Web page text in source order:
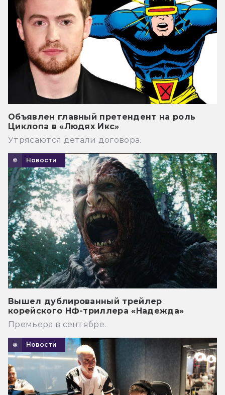
Объявлен главный претендент на роль
Циклопа в «Людях Икс»
Утрясаются детали договора.
Новости
Вышел дублированный трейлер
корейского НФ-триллера «Надежда»
Премьера в сентябре.
Новости